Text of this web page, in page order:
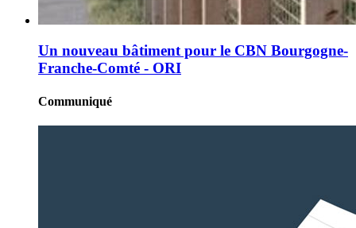
Un nouveau bâtiment pour le CBN Bourgogne-
Franche-Comté - ORI
Communiqué